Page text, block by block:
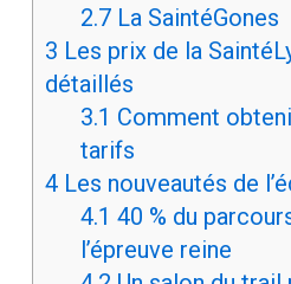
2.7La SaintéGones
3 Les prix de la
détaillés
3.1 Comment
tarifs
4Les nouveautés de
4.1 40 % du
l’épreuve reine